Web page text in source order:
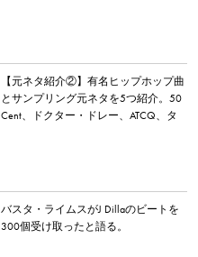
【元ネタ紹介②】有名ヒップホップ曲
とサンプリング元ネタを5つ紹介。50
Cent、ドクター・ドレー、ATCQ、タ
バスタ・ライムスがJ Dillaのビートを
300個受け取ったと語る。